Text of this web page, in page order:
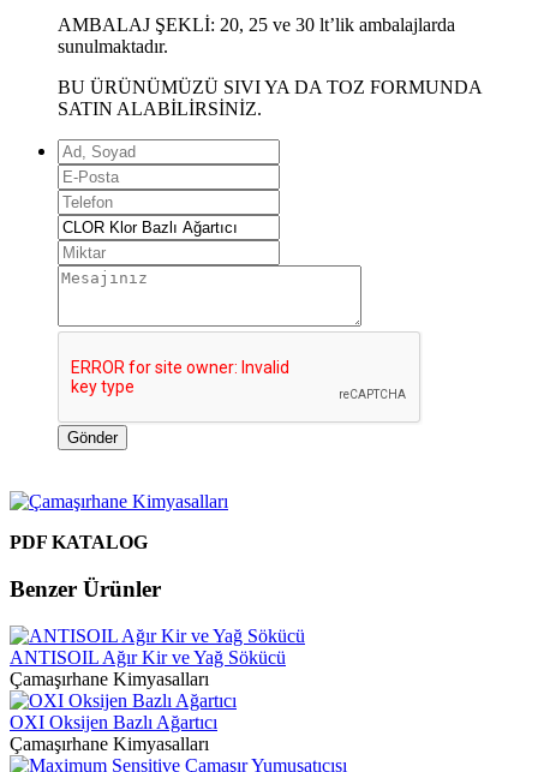
AMBALAJ ŞEKLİ: 20, 25 ve 30 lt’lik ambalajlarda
sunulmaktadır.
BU ÜRÜNÜMÜZÜ SIVI YA DA TOZ FORMUNDA
SATIN ALABİLİRSİNİZ.
Gönder
PDF KATALOG
Benzer Ürünler
ANTISOIL Ağır Kir ve Yağ Sökücü
Çamaşırhane Kimyasalları
OXI Oksijen Bazlı Ağartıcı
Çamaşırhane Kimyasalları